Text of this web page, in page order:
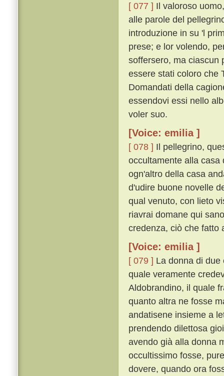
[ 077 ] Il valoroso
alle parole del
introduzione in su 'l
prese; e lor volendo,
soffersero, ma ciascun
essere stati coloro che
Domandati della
essendovi essi nello
voler suo.
[Voice: emilia ]
[ 078 ] Il pellegrino,
occultamente alla casa
ogn'altro della casa
d'udire buone novelle
qual venuto, con lieto
riavrai domane qui
credenza, ciò che fatto
[Voice: emilia ]
[ 079 ] La donna di
quale veramente
Aldobrandino, il quale
quanto altra ne fosse
andatisene insieme a
prendendo dilettosa
avendo già alla donna
occultissimo fosse,
dovere, quando ora